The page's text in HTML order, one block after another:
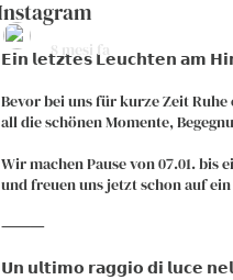
hotelrestaurantschennerhof
8 mesi fa
𝗘𝗶𝗻 𝗹𝗲𝘁𝘇𝘁𝗲𝘀 𝗟𝗲𝘂𝗰𝗵𝘁𝗲𝗻 𝗮𝗺
Bevor bei uns für kurze Zeit
all die schönen Momente,
Wir machen Pause von 07.01. bis
und freuen uns jetzt schon auf
⸻
𝗨𝗻 𝘂𝗹𝘁𝗶𝗺𝗼 𝗿𝗮𝗴𝗴𝗶𝗼 𝗱𝗶 𝗹𝘂𝗰𝗲 𝗻𝗲𝗹